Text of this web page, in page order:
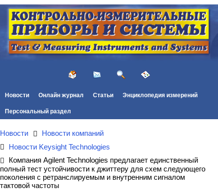
Новости Онлайн журнал Статьи Энциклопедия измерений
Персональный раздел
Новости
Новости компаний
Новости Keysight Technologies
Компания Agilent Technologies предлагает единственный
полный тест устойчивости к джиттеру для схем следующего
поколения с ретранслируемым и внутренним сигналом
тактовой частоты